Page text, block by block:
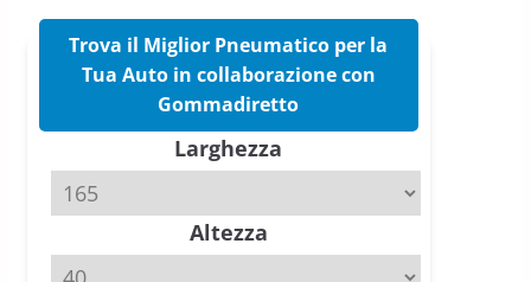
Pirelli P Zero Trofeo RS: per
Tyre Reviews è la gomma semi-
slick da battere
Michelin Pilot Sport 4 S – Test
su Range Rover Sport D350 HST
Trova il Miglior Pneumatico per la
Tua Auto in collaborazione con
Gommadiretto
Larghezza
Altezza